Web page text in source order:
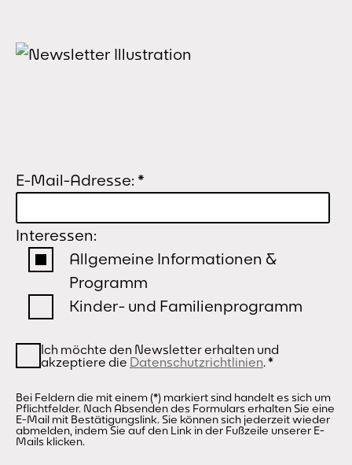
E-Mail-Adresse: *
Interessen:
Allgemeine Informationen &
Programm
Kinder- und Familienprogramm
Ich möchte den Newsletter erhalten und
akzeptiere die Datenschutzrichtlinien.*
Bei Feldern die mit einem (*) markiert sind handelt es sich um
Pflichtfelder. Nach Absenden des Formulars erhalten Sie eine
E-Mail mit Bestätigungslink. Sie können sich jederzeit wieder
abmelden, indem Sie auf den Link in der Fußzeile unserer E-
Mails klicken.